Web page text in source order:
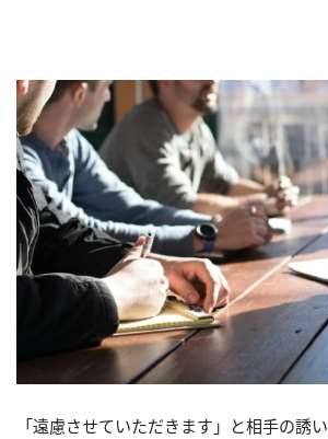
「遠慮させていただきます」と相手の誘い